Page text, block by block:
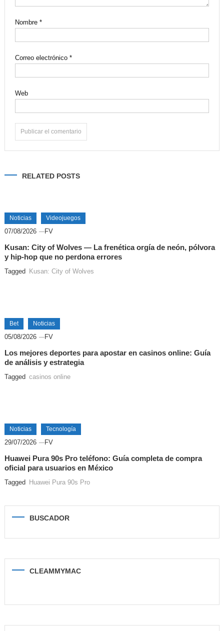
Nombre *
Correo electrónico *
Web
RELATED POSTS
Noticias Videojuegos
07/08/2026 FV
Kusan: City of Wolves — La frenética orgía de neón, pólvora
y hip-hop que no perdona errores
Tagged Kusan: City of Wolves
Bet Noticias
05/08/2026 FV
Los mejores deportes para apostar en casinos online: Guía
de análisis y estrategia
Tagged casinos online
Noticias Tecnología
29/07/2026 FV
Huawei Pura 90s Pro teléfono: Guía completa de compra
oficial para usuarios en México
Tagged Huawei Pura 90s Pro
BUSCADOR
CLEAMMYMAC